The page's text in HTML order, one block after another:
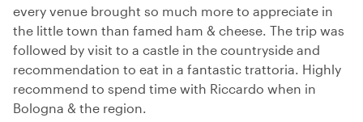
every venue brought so much more to appreciate in
the little town than famed ham & cheese. The trip was
followed by visit to a castle in the countryside and
recommendation to eat in a fantastic trattoria. Highly
recommend to spend time with Riccardo when in
Bologna & the region.